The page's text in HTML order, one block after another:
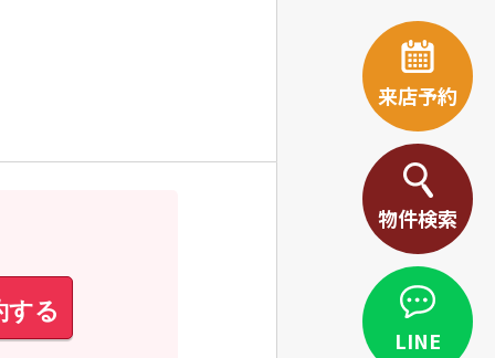
する
来店予約
物件検索
LINE